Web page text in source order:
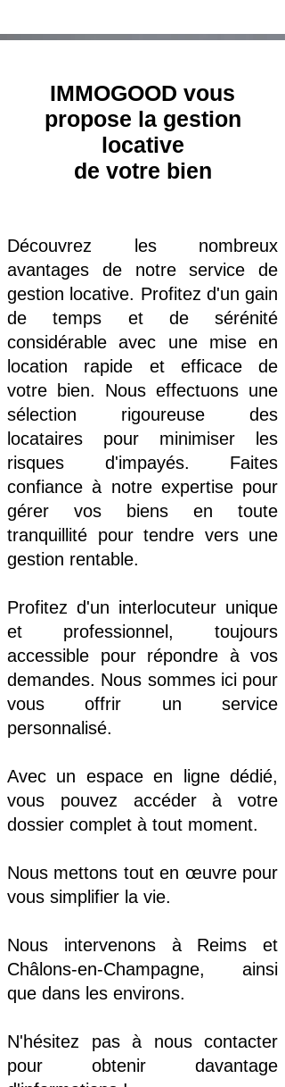
IMMOGOOD vous
propose la gestion
locative
de votre bien
Découvrez les nombreux
avantages de notre service de
gestion locative. Profitez d'un gain
de temps et de sérénité
considérable avec une mise en
location rapide et efficace de
votre bien. Nous effectuons une
sélection rigoureuse des
locataires pour minimiser les
risques d'impayés. Faites
confiance à notre expertise pour
gérer vos biens en toute
tranquillité pour tendre vers une
gestion rentable.
Profitez d'un interlocuteur unique
et professionnel, toujours
accessible pour répondre à vos
demandes. Nous sommes ici pour
vous offrir un service
personnalisé.
Avec un espace en ligne dédié,
vous pouvez accéder à votre
dossier complet à tout moment.
Nous mettons tout en œuvre pour
vous simplifier la vie.
Nous intervenons à Reims et
Châlons-en-Champagne, ainsi
que dans les environs.
N'hésitez pas à nous contacter
pour obtenir davantage